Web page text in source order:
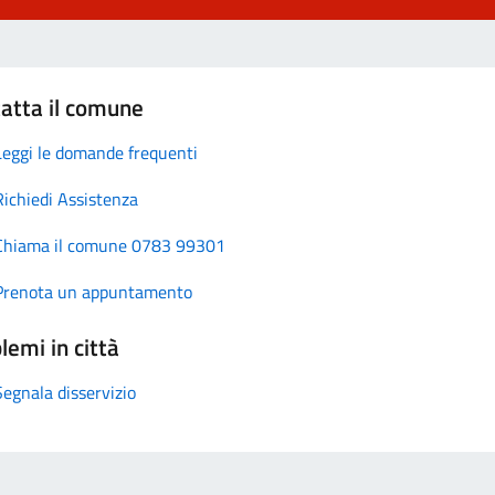
il comune
le domande frequenti
Assistenza
il comune 0783 99301
un appuntamento
in città
disservizio